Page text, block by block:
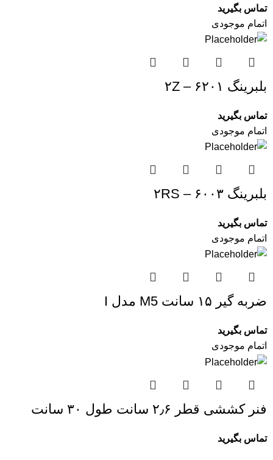
تماس بگیرید
اتمام موجودی
بلبرینگ ۶۲۰۱ – ۲Z
تماس بگیرید
اتمام موجودی
بلبرینگ ۶۰۰۳ – ۲RS
تماس بگیرید
اتمام موجودی
ضربه گیر ۱۵ سانت M5 مدل I
تماس بگیرید
اتمام موجودی
فنر کششی قطر ۲٫۶ سانت طول ۳۰ سانت
تماس بگیرید